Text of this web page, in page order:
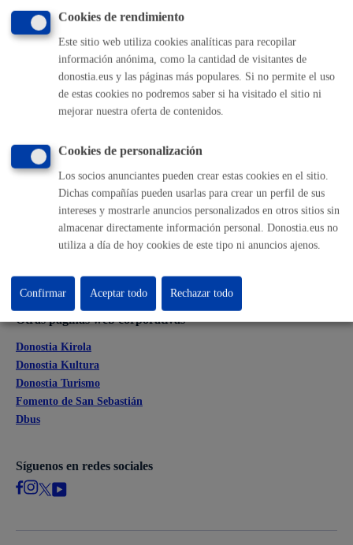
Sebastián
(gratuito desde Donostia / San Sebastián)
Buzón de la ciudadanía
Informar de un error en la web
Enlaces útiles
Ofertas de empleo
Perfil del contratante
Mapa web
Otras páginas web corporativas
Donostia Kirola
Donostia Kultura
Donostia Turismo
Fomento de San Sebastián
Dbus
Síguenos en redes sociales
Cookies de rendimiento
Este sitio web utiliza cookies analíticas para recopilar
información anónima, como la cantidad de visitantes de
donostia.eus y las páginas más populares. Si no permite el uso
de estas cookies no podremos saber si ha visitado el sitio ni
mejorar nuestra oferta de contenidos.
Cookies de personalización
Los socios anunciantes pueden crear estas cookies en el sitio.
Dichas compañías pueden usarlas para crear un perfil de sus
intereses y mostrarle anuncios personalizados en otros sitios sin
almacenar directamente información personal. Donostia.eus no
utiliza a día de hoy cookies de este tipo ni anuncios ajenos.
Rechazar todo
Confirmar Aceptar todo